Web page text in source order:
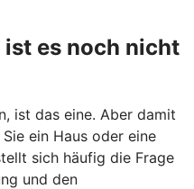
es noch nicht
ist das eine. Aber damit
ein Haus oder eine
sich häufig die Frage
und den